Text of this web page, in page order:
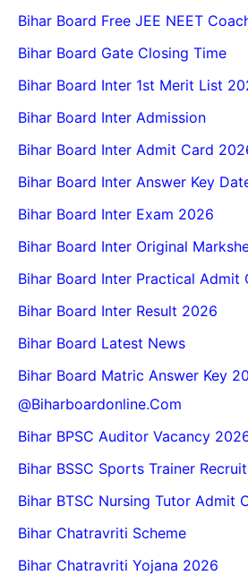
Bihar Board Free JEE NEET
Bihar Board Gate Closing Time
Bihar Board Inter 1st Merit List
Bihar Board Inter Admission
Bihar Board Inter Admit Card
Bihar Board Inter Answer Key
Bihar Board Inter Exam 2026
Bihar Board Inter Original
Bihar Board Inter Practical Admit
Bihar Board Inter Result 2026
Bihar Board Latest News
Bihar Board Matric Answer Key
@biharboardonline.com
Bihar BPSC Auditor Vacancy
Bihar BSSC Sports Trainer
Bihar BTSC Nursing Tutor Admit
Bihar Chatravriti Scheme
Bihar Chatravriti Yojana 2026